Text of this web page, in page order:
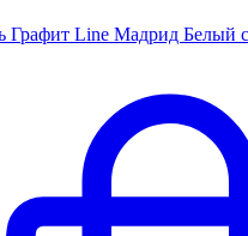
Графит Line Мадрид Белый